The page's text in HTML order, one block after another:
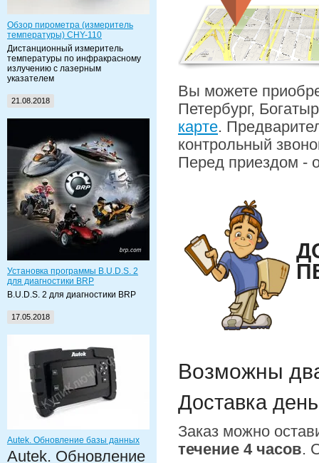
Обзор пирометра (измеритель
температуры) CHY-110
Дистанционный измеритель
температуры по инфракрасному
излучению с лазерным
указателем
21.08.2018
Установка программы B.U.D.S. 2
для диагностики BRP
B.U.D.S. 2 для диагностики BRP
17.05.2018
Autek. Обновление базы данных
Autek. Обновление
Вы можете
Петербург,
карте.
контрольный
Перед приездом -
Возможны
Доставка
Заказ можно
течение 4 часов.